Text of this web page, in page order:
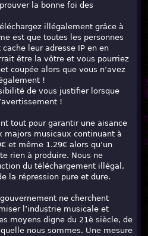
la bonne foi des
illégalement grâce à
est que toutes les personnes
leur adresse IP en en
être la vôtre et vous pourriez
coupée alors que vous n’avez
!
de vous justifier lorsque
!
tout pour garantir une aisance
majors musicaux continuant à
et même 1.29€ alors qu’un
rien à produire. Nous ne
du téléchargement illégal,
la répression pure et dure.
ne cherchent
l’industrie musicale et
moyens digne du 21è siècle, de
nous sommes. Une mesure